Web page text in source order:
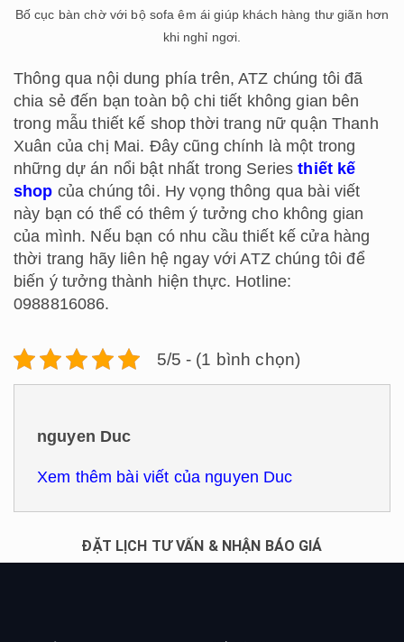
Bố cục bàn chờ với bộ sofa êm ái giúp khách hàng thư giãn hơn
khi nghỉ ngơi.
Thông qua nội dung phía trên, ATZ chúng tôi đã
chia sẻ đến bạn toàn bộ chi tiết không gian bên
trong mẫu thiết kế shop thời trang nữ quận Thanh
Xuân của chị Mai. Đây cũng chính là một trong
những dự án nổi bật nhất trong Seriesthiết kế
shop của chúng tôi. Hy vọng thông qua bài viết
này bạn có thể có thêm ý tưởng cho không gian
của mình. Nếu bạn có nhu cầu thiết kế cửa hàng
thời trang hãy liên hệ ngay với ATZ chúng tôi để
biến ý tưởng thành hiện thực. Hotline:
0988816086.
5/5 - (1 bình chọn)
nguyen Duc
Xem thêm bài viết của nguyen Duc
ĐẶT LỊCH TƯ VẤN & NHẬN BÁO GIÁ